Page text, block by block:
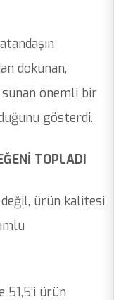
dokunan,
önemli bir
gösterdi.
TOPLADI
ürün kalitesi
51,5’i ürün